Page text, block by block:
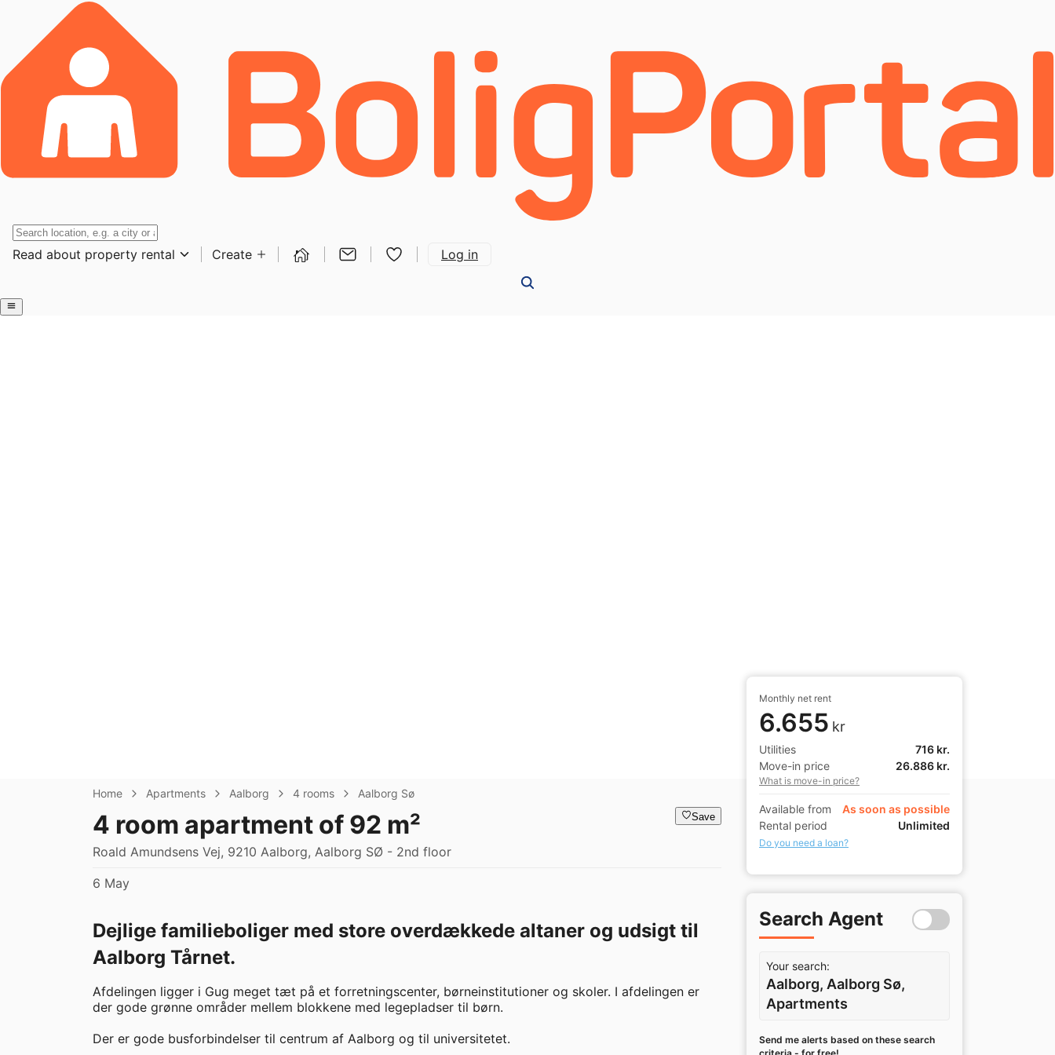
Read about property rental Create Log in
Home Apartments Aalborg 4 rooms Aalborg Sø
4 room apartment of 92 m²
Roald Amundsens Vej, 9210 Aalborg, Aalborg SØ - 2nd floor
Save
6 May
Dejlige familieboliger med store overdækkede altaner og udsigt til
Aalborg Tårnet.
Afdelingen ligger i Gug meget tæt på et forretningscenter, børneinstitutioner og skoler. I afdelingen er
der gode grønne områder mellem blokkene med legepladser til børn.
Der er gode busforbindelser til centrum af Aalborg og til universitetet.
Monthly net rent
6.655 kr
Utilities
716 kr.
Move-in price
26.886 kr.
What is move-in price?
Available from
As soon as possible
Rental period
Unlimited
Do you need a loan?
Search Agent
Your search:
Aalborg, Aalborg Sø,
Apartments
Send me alerts based on these search